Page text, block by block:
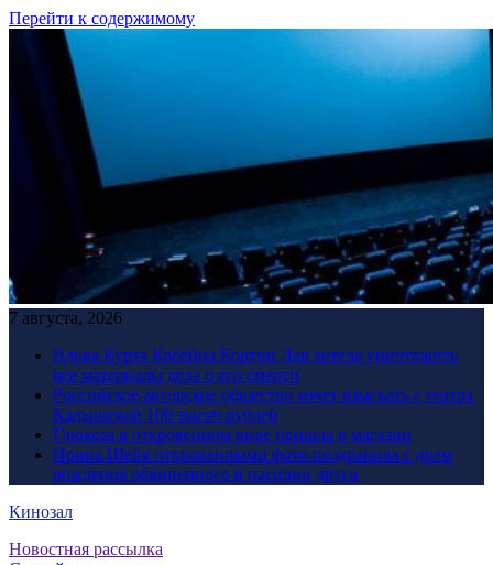
Перейти к содержимому
7 августа, 2026
Вдова Курта Кобейна Кортни Лав хотела уничтожить
все материалы дела о его смерти
Российское авторское общество хочет взыскать с театра
Кадышевой 100 тысяч рублей
Глюкоза в откровенном виде пришла в магазин
Ирина Шейк откровенными фото поздравила с днем
рождения обвиненного в насилии друга
Кинозал
Новостная рассылка